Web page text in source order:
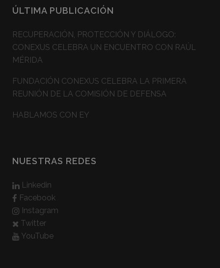
ÚLTIMA PUBLICACIÓN
RECUPERACIÓN, PROTECCIÓN Y DIÁLOGO:
CONEXUS CELEBRA UN ENCUENTRO CON RAÚL
MÉRIDA
FUNDACIÓN CONEXUS CELEBRA LA PRIMERA
REUNIÓN DE LA COMISIÓN DE DEFENSA
HABLAMOS CON EY
NUESTRAS REDES
Linkedin
Facebook
Instagram
Twitter
YouTube